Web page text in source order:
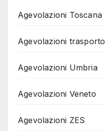
Agevolazioni Toscana
Agevolazioni trasporto
Agevolazioni Umbria
Agevolazioni Veneto
Agevolazioni ZES